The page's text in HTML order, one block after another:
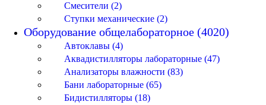
Смесители (2)
Ступки механические (2)
Оборудование общелабораторное (4020)
Автоклавы (4)
Аквадистилляторы лабораторные (47)
Анализаторы влажности (83)
Бани лабораторные (65)
Бидистилляторы (18)